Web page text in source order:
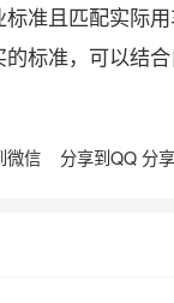
准且匹配实际
标准，可以结
微信 分享到QQ 分